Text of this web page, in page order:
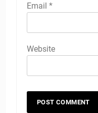
Email *
Website